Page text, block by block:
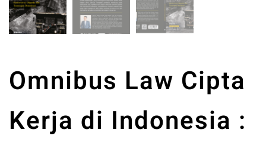
Omnibus Law Cipta
Kerja di Indonesia :